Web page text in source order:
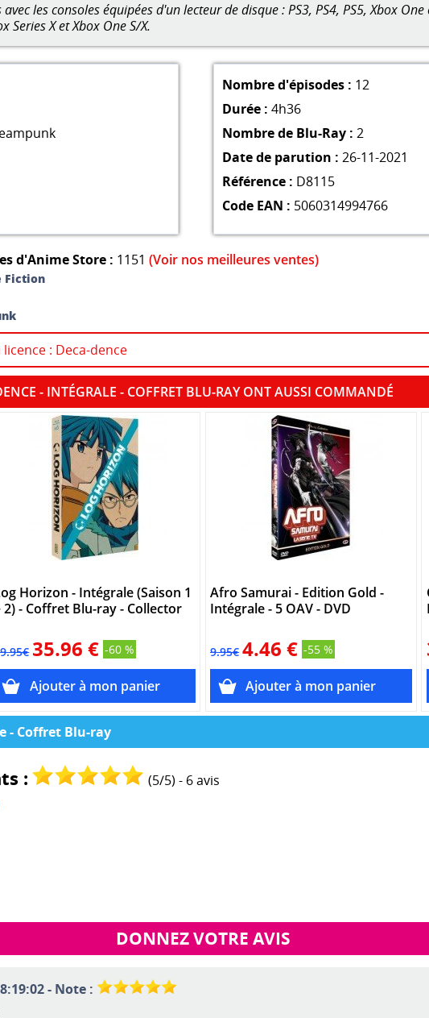
les consoles équipées d'un lecteur de disque : PS3, PS4, PS5, Xbox One
Series X et Xbox One S/X.
Nombre d'épisodes : 12
Durée : 4h36
Nombre de Blu-Ray : 2
Date de parution : 26-11-2021
Référence : D8115
Code EAN : 5060314994766
d'Anime Store : 1151(Voir nos meilleures ventes)
Fiction
: Deca-dence
- INTÉGRALE - COFFRET BLU-RAY ONT AUSSI COMMANDÉ
Horizon - Intégrale (Saison 1
2) - Coffret Blu-ray - Collector
35.96 € -60 %
Afro Samurai - Edition Gold -
Intégrale - 5 OAV - DVD
9.95€ 4.46 € -55 %
- Coffret Blu-ray
: (5/5) - 6avis
DONNEZ VOTRE AVIS
- Note :